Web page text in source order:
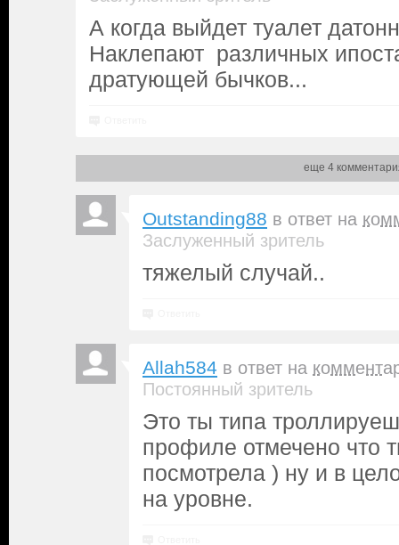
А когда выйдет туалет
Наклепают различных
дратующей бычков...
еще 4
Outstanding88 в ответ на
Заслуженный зритель
тяжелый случай..
Allah584 в ответ на
Постоянный зритель
Это ты типа
профиле отмечено что
посмотрела ) ну и в
на уровне.